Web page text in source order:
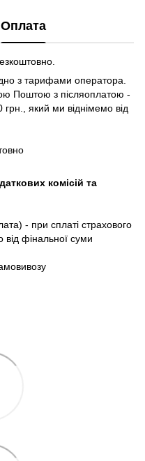
Оплата
з тарифами оператора.
Поштою з післяоплатою -
грн., який ми віднімемо від
комісій та
- при сплаті страхового
від фінальної суми